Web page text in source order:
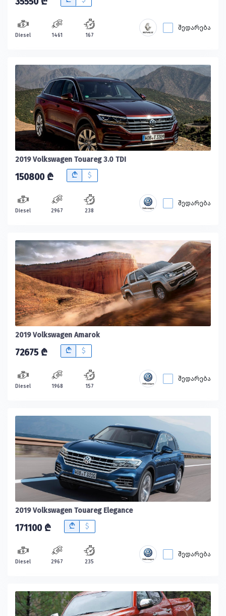
Diesel 1461 167
შედარება
2019 Volkswagen Touareg 3.0 TDI
150800 ₾ B $
Diesel 2967 238
შედარება
2019 Volkswagen Amarok
72675 ₾ B $
Diesel 1968 157
შედარება
2019 Volkswagen Touareg Elegance
171100 ₾ B $
Diesel 2967 235
შედარება